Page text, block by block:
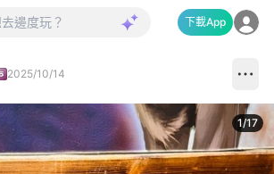
下載App
2025/10/14
1/17